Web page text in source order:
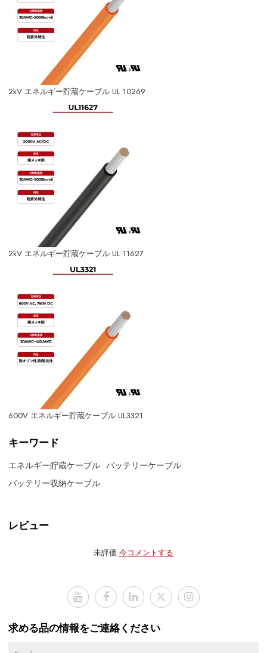
2kV エネルギー貯蔵ケーブル UL 10269
2kV エネルギー貯蔵ケーブル UL 11627
600V エネルギー貯蔵ケーブル UL3321
キーワード
エネルギー貯蔵ケーブル バッテリーケーブル
バッテリー収納ケーブル
レビュー
未評価 今コメントする
求める品の情報をご連絡ください